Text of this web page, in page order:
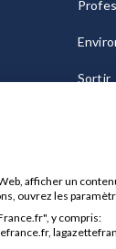
Sortir
personnelles
afficher un
ouvrez les
y compris: